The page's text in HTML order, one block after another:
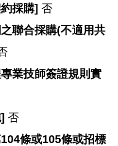
採購] 否
聯合採購(不適用共
業技師簽證規則實
否
條或105條或招標